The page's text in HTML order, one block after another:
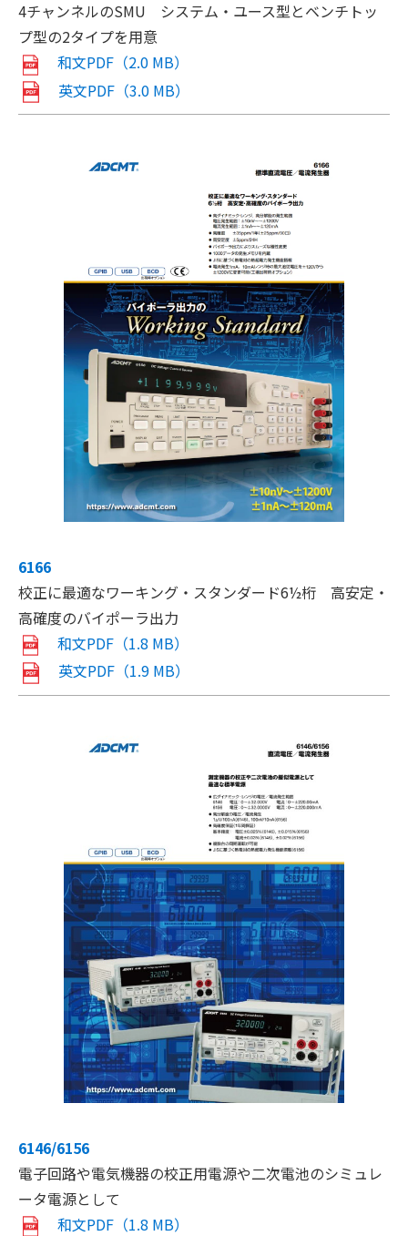
4チャンネルのSMU システム・ユース型とベンチトッ
プ型の2タイプを用意
和文PDF（2.0 MB）
英文PDF（3.0 MB）
6166
校正に最適なワーキング・スタンダード6½桁 高安定・
高確度のバイポーラ出力
和文PDF（1.8 MB）
英文PDF（1.9 MB）
6146/6156
電子回路や電気機器の校正用電源や二次電池のシミュレ
ータ電源として
和文PDF（1.8 MB）